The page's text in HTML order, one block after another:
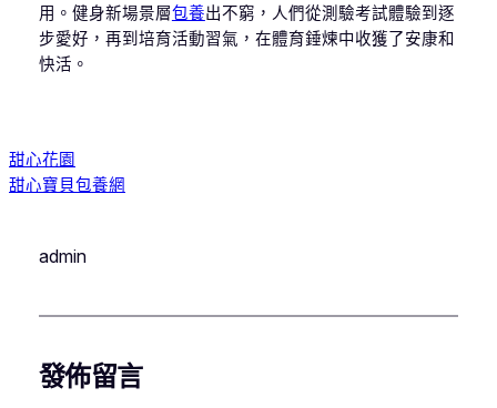
用。健身新場景層包養出不窮，人們從測驗考試體驗到逐
步愛好，再到培育活動習氣，在體育錘煉中收獲了安康和
快活。
甜心花園
甜心寶貝包養網
admin
發佈留言